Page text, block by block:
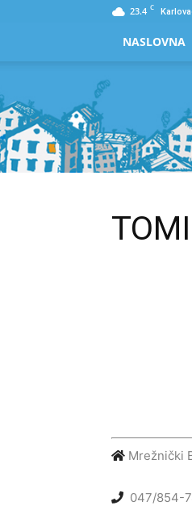
23.4 C
NASLOVNA
Mrežnički
047/854-